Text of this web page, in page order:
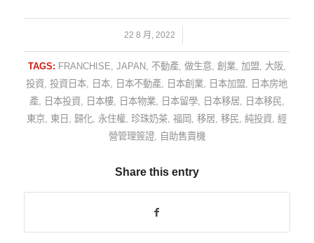
22 8 月, 2022
/
TAGS: FRANCHISE, JAPAN, 不動產, 做生意, 創業, 加盟, 大阪,
投資,投資日本, 日本, 日本不動產, 日本創業, 日本加盟, 日本房地
產, 日本投資, 日本樓, 日本物業, 日本留學, 日本移居, 日本移民,
東京, 東日 , 歸化,永住權,珍珠奶茶,福岡 ,移居,移民,純投資,經
營管理簽證, 自助售賣機
Share this entry